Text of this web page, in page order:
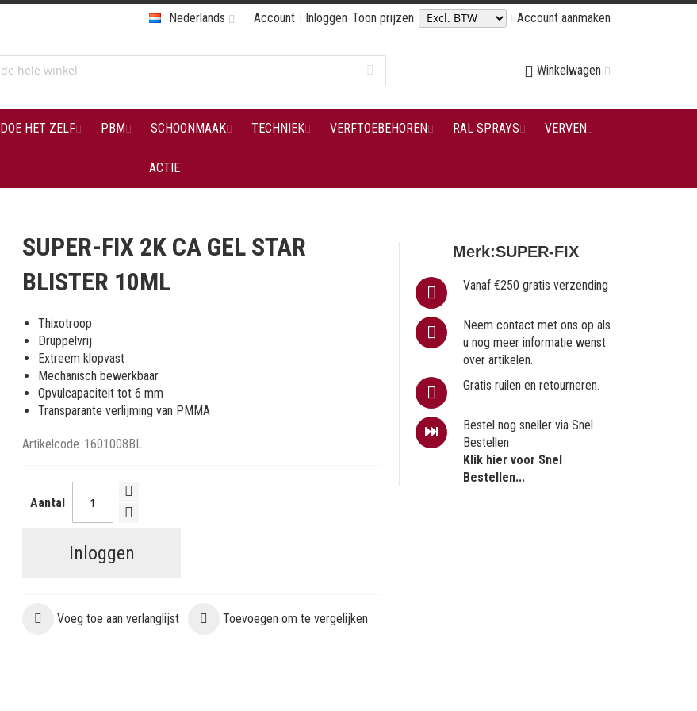
Account Inloggen Toon prijzen Account aanmaken
Nederlands
Winkelwagen
DOE HET ZELF PBM SCHOONMAAK TECHNIEK VERFTOEBEHOREN RAL SPRAYS VERVEN
ACTIE
SUPER-FIX 2K CA GEL STAR
BLISTER 10ML
Thixotroop
Druppelvrij
Extreem klopvast
Mechanisch bewerkbaar
Opvulcapaciteit tot 6 mm
Transparante verlijming van PMMA
Artikelcode 1601008BL
Aantal
Inloggen
Voeg toe aan verlanglijst Toevoegen om te vergelijken
Merk:SUPER-FIX
Vanaf €250 gratis verzending
Neem contact met ons op als
u nog meer informatie wenst
over artikelen.
Gratis ruilen en retourneren.
Bestel nog sneller via Snel
Bestellen
Klik hier voor Snel
Bestellen...